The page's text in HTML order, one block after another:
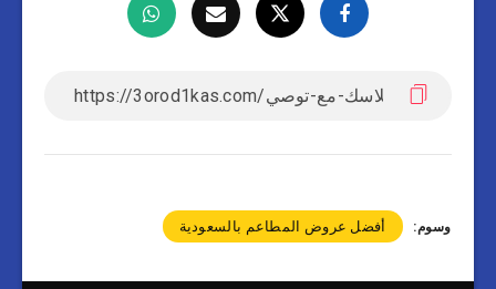
وسوم: أفضل عروض المطاعم بالسعودية